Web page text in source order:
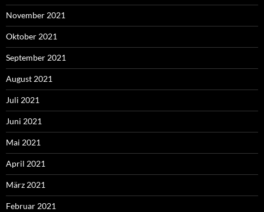
November 2021
Oktober 2021
September 2021
August 2021
Juli 2021
Juni 2021
Mai 2021
April 2021
März 2021
Februar 2021